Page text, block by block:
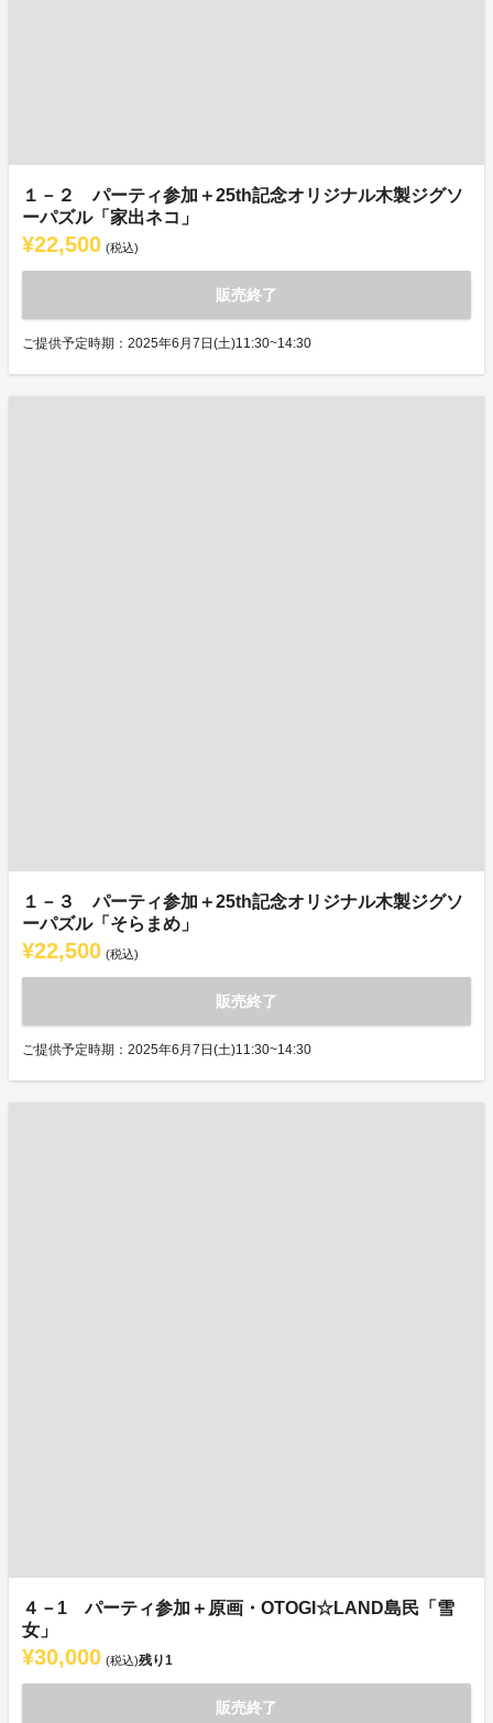
１－２ パーティ参加＋25th記念オリジナル木製ジグソ
ーパズル「家出ネコ」
¥22,500 (税込)
販売終了
ご提供予定時期：2025年6月7日(土)11:30~14:30
１－３ パーティ参加＋25th記念オリジナル木製ジグソ
ーパズル「そらまめ」
¥22,500 (税込)
販売終了
ご提供予定時期：2025年6月7日(土)11:30~14:30
４－1 パーティ参加＋原画・OTOGI☆LAND島民「雪
女」
¥30,000 (税込)残り1
販売終了